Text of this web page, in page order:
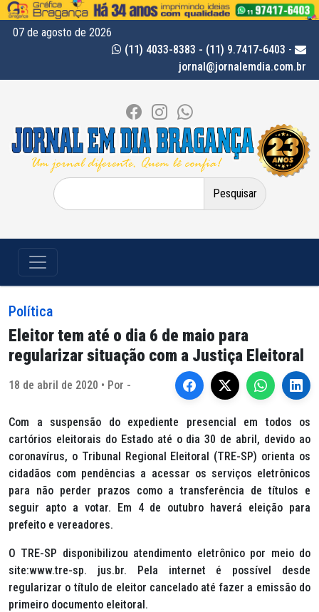
07 de agosto de 2026
(11) 4033-8383 - (11) 9.7417-6403 -
jornal@jornalemdia.com.br
Pesquisar
por:
Política
Eleitor tem até o dia 6 de maio para
regularizar situação com a Justiça Eleitoral
18 de abril de 2020 • Por -
Com a suspensão do expediente presencial em todos os
cartórios eleitorais do Estado até o dia 30 de abril, devido ao
coronavírus, o Tribunal Regional Eleitoral (TRE-SP) orienta os
cidadãos com pendências a acessar os serviços eletrônicos
para não perder prazos como a transferência de títulos e
seguir apto a votar. Em 4 de outubro haverá eleição para
prefeito e vereadores.
O TRE-SP disponibilizou atendimento eletrônico por meio do
site:www.tre-sp. jus.br. Pela internet é possível desde
regularizar o título de eleitor cancelado até fazer a emissão do
primeiro documento eleitoral.